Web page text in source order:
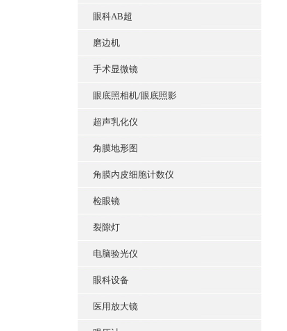
眼科AB超
磨边机
手术显微镜
眼底照相机/眼底照影
超声乳化仪
角膜地形图
角膜内皮细胞计数仪
检眼镜
裂隙灯
电脑验光仪
眼科设备
医用放大镜